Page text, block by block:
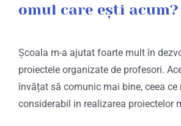
omul care ești acum?
Școala m-a ajutat foarte mult în
proiectele organizate de profesori.
învățat să comunic mai bine, ceea ce
considerabil in realizarea proiectelor